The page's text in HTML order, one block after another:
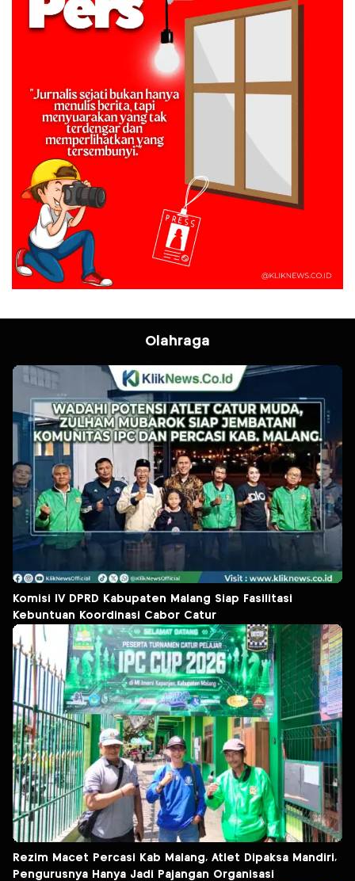
Olahraga
Komisi IV DPRD Kabupaten Malang Siap Fasilitasi
Kebuntuan Koordinasi Cabor Catur
Rezim Macet Percasi Kab Malang, Atlet Dipaksa Mandiri,
Pengurusnya Hanya Jadi Pajangan Organisasi